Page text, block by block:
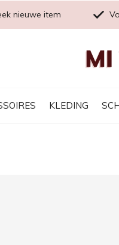
KLEDING
nieuwe item